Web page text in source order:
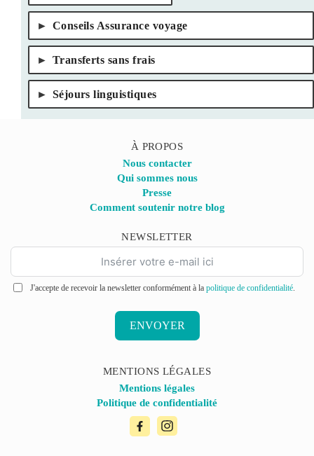
Conseils Assurance voyage
Transferts sans frais
Séjours linguistiques
À PROPOS
Nous contacter
Qui sommes nous
Presse
Comment soutenir notre blog
NEWSLETTER
J'accepte de recevoir la newsletter conformément à la politique de confidentialité.
ENVOYER
MENTIONS LÉGALES
Mentions légales
Politique de confidentialité